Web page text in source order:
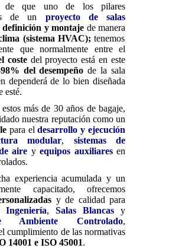
de que uno de los pilares
de un proyecto de salas
definición y montaje de manera
(sistema HVAC); tenemos
que normalmente entre el
costedel proyecto está en este
del desempeño de la sala
dependerá de lo bien diseñada
esté.
más de 30 años de bagaje,
nuestra reputación como un
para eldesarrollo y ejecución
modular, sistemas de
aire y equipos auxiliaresen
experiencia acumulada y un
capacitado, ofrecemos
y de calidad para
Ingeniería, Salas Blancas y
Ambiente Controlado,
cumplimiento de las normativas
14001 e ISO 45001.